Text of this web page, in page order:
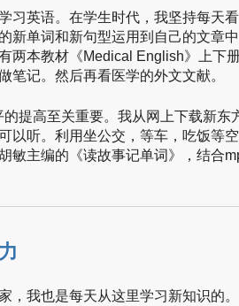
习英语。在学生时代，我坚持每天
新单词和新句型运用到自己的文章
两本教材《Medical English》上下
笔记。然后再看医学的外文文献。
提高至关重要。我从网上下载新东
以听。利用坐公交，等车，吃饭等
敏主编的《读故事记单词》，结合
，我也是每天从这里学习新知识的